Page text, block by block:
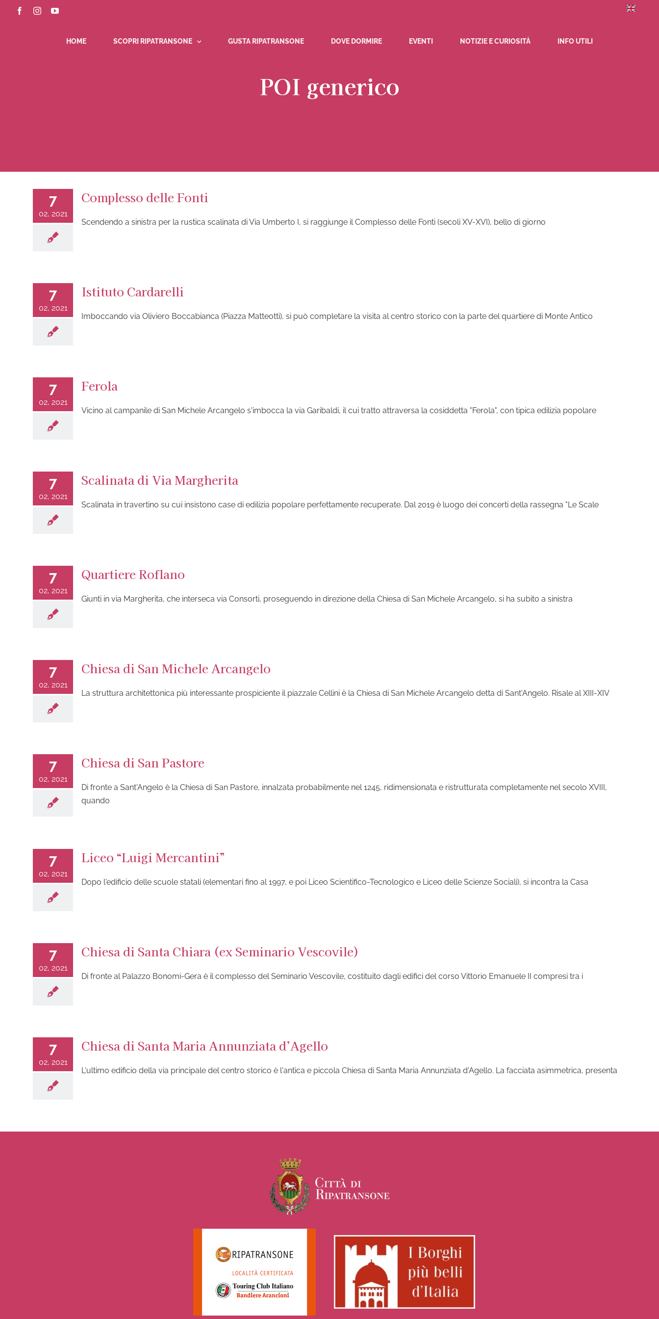
FacebookInstagramYouTube
HOME SCOPRI RIPATRANSONE GUSTA RIPATRANSONE DOVE DORMIRE EVENTI NOTIZIE E CURIOSITÀ INFO UTILI
POI generico
7
02, 2021
Complesso delle Fonti
Scendendo a sinistra per la rustica scalinata di Via Umberto I, si raggiunge il Complesso delle Fonti (secoli XV-XVI), bello di giorno
7
02, 2021
Istituto Cardarelli
Imboccando via Oliviero Boccabianca (Piazza Matteotti), si può completare la visita al centro storico con la parte del quartiere di Monte Antico
7
02, 2021
Ferola
Vicino al campanile di San Michele Arcangelo s'imbocca la via Garibaldi, il cui tratto attraversa la cosiddetta "Ferola", con tipica edilizia popolare
7
02, 2021
Scalinata di Via Margherita
Scalinata in travertino su cui insistono case di edilizia popolare perfettamente recuperate. Dal 2019 è luogo dei concerti della rassegna "Le Scale
7
02, 2021
Quartiere Roflano
Giunti in via Margherita, che interseca via Consorti, proseguendo in direzione della Chiesa di San Michele Arcangelo, si ha subito a sinistra
7
02, 2021
Chiesa di San Michele Arcangelo
La struttura architettonica più interessante prospiciente il piazzale Cellini è la Chiesa di San Michele Arcangelo detta di Sant'Angelo. Risale al XIII-XIV
7
02, 2021
Chiesa di San Pastore
Di fronte a Sant'Angelo è la Chiesa di San Pastore, innalzata probabilmente nel 1245, ridimensionata e ristrutturata completamente nel secolo XVIII,
quando
7
02, 2021
Liceo “Luigi Mercantini”
Dopo l'edificio delle scuole statali (elementari fino al 1997, e poi Liceo Scientifico-Tecnologico e Liceo delle Scienze Sociali), si incontra la Casa
7
02, 2021
Chiesa di Santa Chiara (ex Seminario Vescovile)
Di fronte al Palazzo Bonomi-Gera è il complesso del Seminario Vescovile, costituito dagli edifici del corso Vittorio Emanuele II compresi tra i
7
02, 2021
Chiesa di Santa Maria Annunziata d’Agello
L'ultimo edificio della via principale del centro storico è l'antica e piccola Chiesa di Santa Maria Annunziata d'Agello. La facciata asimmetrica, presenta